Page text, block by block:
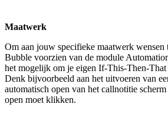
Maatwerk
Om aan jouw specifieke maatwerk wensen
Bubble voorzien van de module
het mogelijk om je eigen If-This-Then-
Denk bijvoorbeeld aan het uitvoeren van
automatisch open van het callnotitie
open moet klikken.